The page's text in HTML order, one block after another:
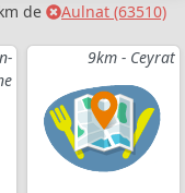
de Aulnat (63510)
9km - Ceyrat